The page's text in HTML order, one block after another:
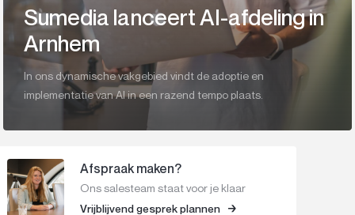
Sumedia lanceert AI-afdeling in
Arnhem
In ons dynamische vakgebied vindt de adoptie en
implementatie van AI in een razend tempo plaats.
Afspraak maken?
Ons salesteam staat voor je klaar
Vrijblijvend gesprek plannen